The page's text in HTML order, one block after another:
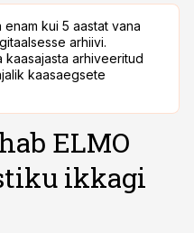
kui 5 aastat vana
arhiivi.
kaasajasta arhiveeritud
kaasaegsete
ELMO
ikkagi